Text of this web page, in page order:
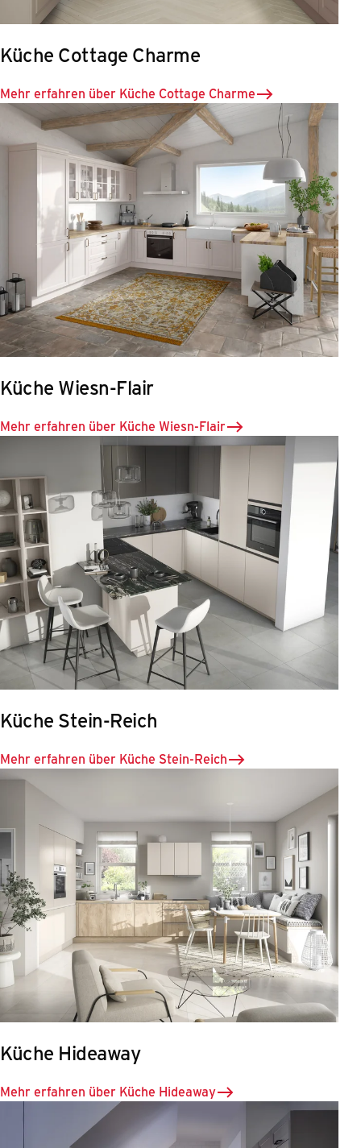
Küche Cottage Charme
Mehr erfahren über Küche Cottage Charme
Küche Wiesn-Flair
Mehr erfahren über Küche Wiesn-Flair
Küche Stein-Reich
Mehr erfahren über Küche Stein-Reich
Küche Hideaway
Mehr erfahren über Küche Hideaway